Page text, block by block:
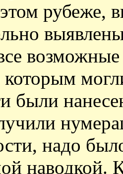
рубеже,
были
надо
наводкой.